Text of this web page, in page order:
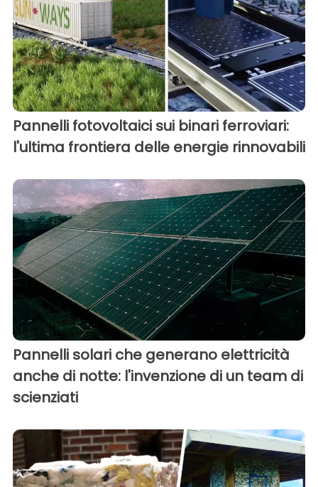
Pannelli fotovoltaici sui binari ferroviari:
l'ultima frontiera delle energie rinnovabili
Pannelli solari che generano elettricità
anche di notte: l'invenzione di un team di
scienziati